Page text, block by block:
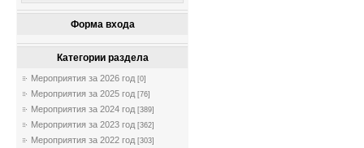
Форма входа
Категории раздела
Мероприятия за 2026 год [0]
Мероприятия за 2025 год [76]
Мероприятия за 2024 год [389]
Мероприятия за 2023 год [362]
Мероприятия за 2022 год [303]